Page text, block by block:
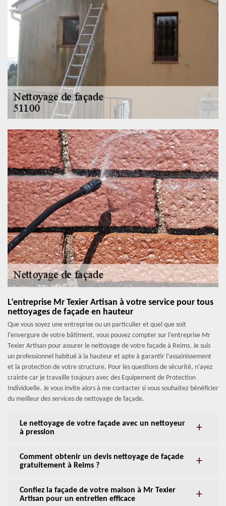
L’entreprise Mr Texier Artisan à votre service pour tous
nettoyages de façade en hauteur
Que vous soyez une entreprise ou un particulier et quel que soit
l’envergure de votre bâtiment, vous pouvez compter sur l’entreprise Mr
Texier Artisan pour assurer le nettoyage de votre façade à Reims. Je suis
un professionnel habitué à la hauteur et apte à garantir l’assainissement
et la protection de votre structure. Pour les questions de sécurité, n’ayez
crainte car je travaille toujours avec des Equipement de Protection
Individuelle. Je vous invite alors à me contacter si vous souhaitez bénéficier
du meilleur des services de nettoyage de façade.
Le nettoyage de votre façade avec un nettoyeur
à pression
Comment obtenir un devis nettoyage de façade
gratuitement à Reims ?
Confiez la façade de votre maison à Mr Texier
Artisan pour un entretien efficace